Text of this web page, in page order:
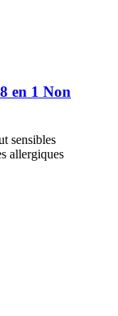
en 1 Non
sensibles
allergiques